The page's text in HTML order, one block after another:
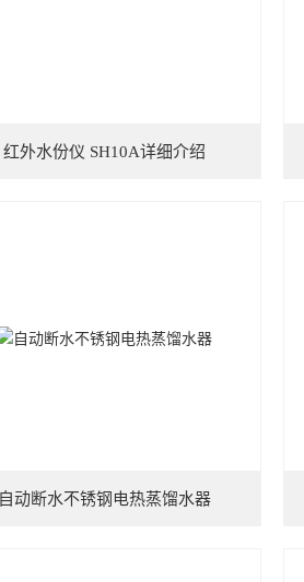
红外水份仪 SH10A详细介绍
自动断水不锈钢电热蒸馏水器